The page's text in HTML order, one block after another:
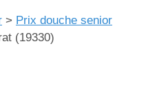
> Prix douche senior
(19330)